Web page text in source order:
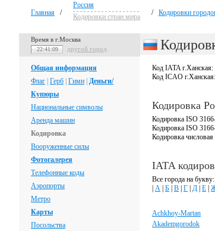
Главная /
Россия
Кодировки стран мира
/ Кодировки
Время в г.Москва
22:41:10 другой город
Общая информация
Флаг Герб Гимн Деньги/
Купюры
Национальные символы
Аренда машин
Кодировка
Вооруженные силы
Фотогалерея
Телефонные коды
Аэропорты
Метро
Карты
Посольства
Код IATA г.Ханская:
Код ICAO г.Ханская:
Кодировка
Кодировка ISO
Кодировка ISO
Кодировка
IATA
Все города на букву:
А Б В Г Д Е
Achkhoy-Martan
Akademgorodok